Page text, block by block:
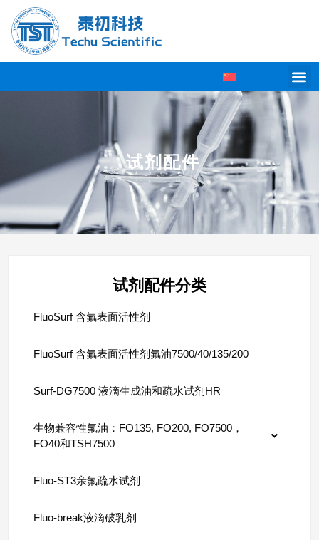
试剂配件
试剂配件分类
FluoSurf 含氟表面活性剂
FluoSurf 含氟表面活性剂氟油7500/40/135/200
Surf-DG7500 液滴生成油和疏水试剂HR
生物兼容性氟油：FO135, FO200, FO7500，
FO40和TSH7500
Fluo-ST3亲氟疏水试剂
Fluo-break液滴破乳剂